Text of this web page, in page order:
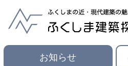
お知らせ